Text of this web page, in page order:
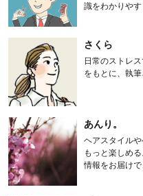
識をわかりやす
さくら
日常のストレ
をもとに、執筆
あんり。
ヘアスタイル
もっと楽しめ
情報をお届けで